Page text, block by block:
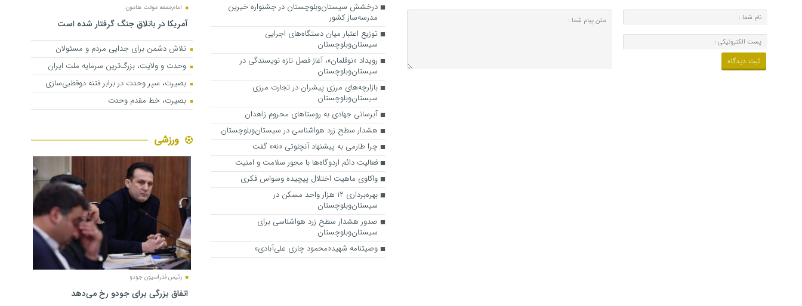
درخشش سیستان‌وبلوچستان در جشنواره خیرین
مدرسه‌ساز کشور
توزیع اعتبار میان دستگاه‌های اجرایی
سیستان‌وبلوچستان
رویداد «نوقلمان»، آغاز فصل تازه نویسندگی در
سیستان‌وبلوچستان
بازارچه‌های مرزی پیشران در تجارت مرزی
سیستان‌وبلوچستان
آبرسانی جهادی به روستاهای محروم زاهدان
هشدار سطح زرد هواشناسی در سیستان‌وبلوچستان
چرا طارمی به پیشنهاد آنچلوتی «نه» گفت
فعالیت دائم اردوگاه‌ها با محور سلامت و امنیت
واکاوی ماهیت اختلال پیچیده وسواس فکری
بهره‌برداری ۱۲ هزار واحد مسکن در
سیستان‌وبلوچستان
صدور هشدار سطح زرد هواشناسی برای
سیستان‌وبلوچستان
وصیتنامه شهید«محمود چاری علی‌آبادی»
امام‌جمعه موقت هامون:
آمریکا در باتلاق جنگ گرفتار شده است
تلاش دشمن برای جدایی مردم و مسئولان
وحدت و ولایت، بزرگ‌ترین سرمایه ملت ایران
بصیرت، سپر وحدت در برابر فتنه دوقطبی‌سازی
بصیرت، خط مقدم وحدت
ورزشی
رئیس فدراسیون جودو
اتفاق بزرگی برای جودو رخ می‌دهد